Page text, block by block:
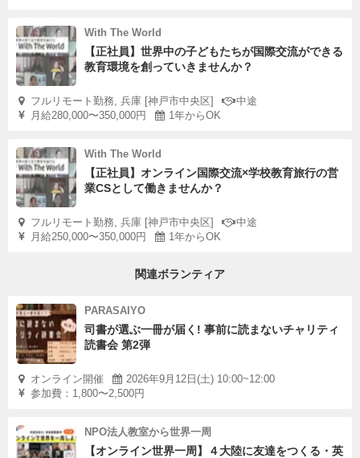
With The World
【正社員】世界中の子どもたちが国際交流ができる
教育環境を創っていきませんか？
フルリモート勤務, 兵庫 [神戸市中央区]
中途
月給280,000〜350,000円
1年からOK
With The World
【正社員】オンライン国際交流×学校教育旅行の営
業CSとして働きませんか？
フルリモート勤務, 兵庫 [神戸市中央区]
中途
月給250,000〜350,000円
1年からOK
関連ボランティア
PARASAIYO
司書が選ぶ一冊が届く! 事前に読まないチャリティ
読書会 第2弾
オンライン開催
2026年9月12日(土) 10:00~12:00
参加費：1,800〜2,500円
NPO法人教室から世界一周
【オンライン世界一周】４大陸に友達をつくる・英